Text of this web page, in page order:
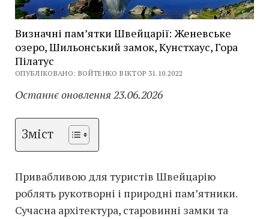
Визначні пам’ятки Швейцарії: Женевське
озеро, Шильонський замок, Кунстхаус, Гора
Пілатус
ОПУБЛІКОВАНО: ВОЙТЕНКО ВІКТОР 31.10.2022
Останнє оновлення 23.06.2026
Зміст
Привабливою для туристів Швейцарію
роблять рукотворні і природні пам’ятники.
Сучасна архітектура, старовинні замки та